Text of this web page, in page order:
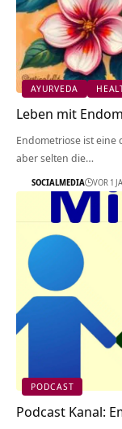
AYURVEDA
Leben mit
Endometriose ist
aber selten die…
SOCIALMEDIA VOR 1
PODCAST
Podcast Kanal: